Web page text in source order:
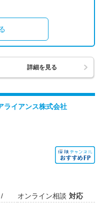
詳細を見る
ライアンス株式会社
オンライン相談 対応